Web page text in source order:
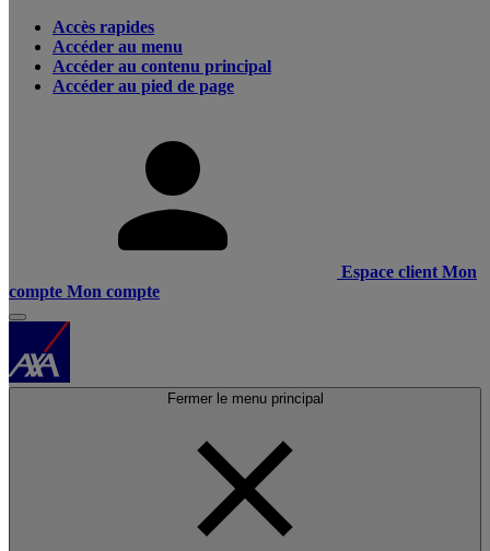
Accès rapides
Accéder au menu
Accéder au contenu principal
Accéder au pied de page
Espace client Mon
compte Mon compte
Fermer le menu principal